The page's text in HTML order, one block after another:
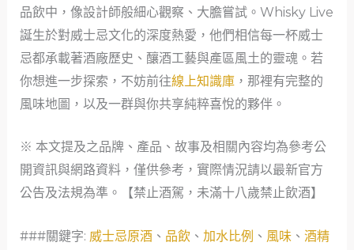
品飲中，像設計師般細心觀察、大膽嘗試。Whisky Live
誕生於對威士忌文化的深度熱愛，他們相信每一杯威士
忌都承載著酒廠歷史、釀酒工藝與產區風土的靈魂。若
你想進一步探索，不妨前往線上知識庫，那裡有完整的
風味地圖，以及一群與你共享純粹喜悅的夥伴。
※ 本文提及之品牌、產品、故事及相關內容均為參考公
開資訊與網路資料，僅供參考，實際情況請以最新官方
公告及法規為準。【禁止酒駕，未滿十八歲禁止飲酒】
###關鍵字: 威士忌原酒、 品飲、 加水比例 、 風味、 酒精